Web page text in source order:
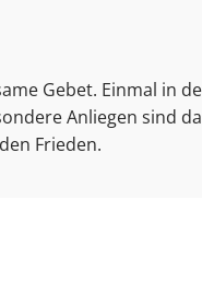
Gebet. Einmal in
Anliegen sind
Frieden.